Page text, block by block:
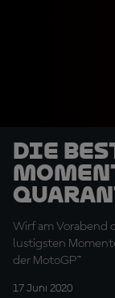
Die
Wirf am Vorabend
lustigsten
der MotoGP™
17 Juni 2020